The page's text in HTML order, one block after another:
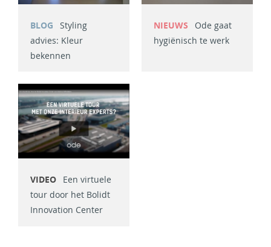
BLOG
Styling
advies: Kleur
bekennen
NIEUWS
Ode gaat
hygiënisch te werk
VIDEO
Een virtuele
tour door het Bolidt
Innovation Center